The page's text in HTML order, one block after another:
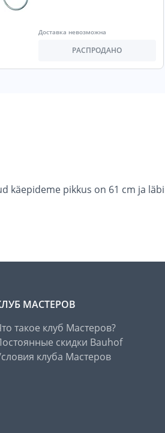
Доставка невозможна
РАСПРОДАНО
pikkus on 61 cm ja
МАСТЕРОВ
такое клуб Мастеров?
скидки Bauhof
клуба Мастеров